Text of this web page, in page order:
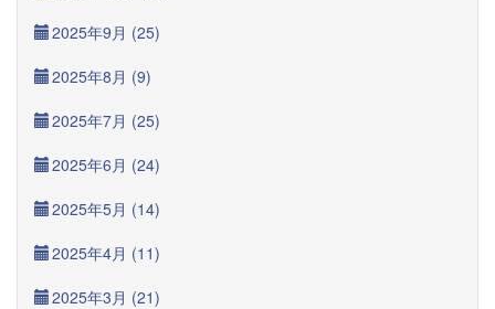
2025年9月 (25)
2025年8月 (9)
2025年7月 (25)
2025年6月 (24)
2025年5月 (14)
2025年4月 (11)
2025年3月 (21)